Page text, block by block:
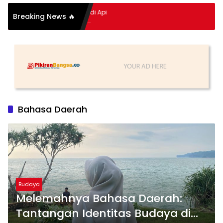
Breaking News 🔥
Hidup Meledak Jadi Api
Tragedi Menteng-
Maling Ayam di Bali
Bahasa Daerah
Budaya
Melemahnya Bahasa Daerah:
Tantangan Identitas Budaya di